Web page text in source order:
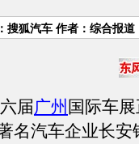
搜狐汽车 作者：综合报道
届广州 国际车
名汽车企业长安